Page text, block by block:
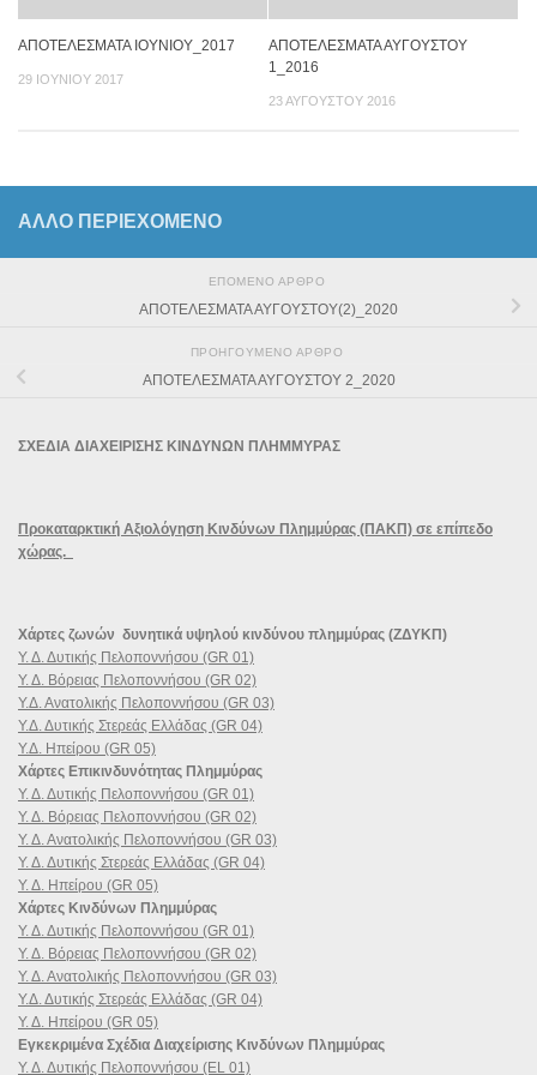
ΑΠΟΤΕΛΕΣΜΑΤΑ ΙΟΥΝΙΟΥ_2017
29 ΙΟΥΝΊΟΥ 2017
ΑΠΟΤΕΛΕΣΜΑΤΑ ΑΥΓΟΥΣΤΟΥ
1_2016
23 ΑΥΓΟΎΣΤΟΥ 2016
ΆΛΛΟ ΠΕΡΙΕΧΟΜΕΝΟ
ΕΠΌΜΕΝΟ ΆΡΘΡΟ
ΑΠΟΤΕΛΕΣΜΑΤΑ ΑΥΓΟΥΣΤΟΥ(2)_2020
ΠΡΟΗΓΟΎΜΕΝΟ ΆΡΘΡΟ
ΑΠΟΤΕΛΕΣΜΑΤΑ ΑΥΓΟΥΣΤΟΥ 2_2020
ΣΧΕΔΙΑ ΔΙΑΧΕΙΡΙΣΗΣ ΚΙΝΔΥΝΩΝ ΠΛΗΜΜΥΡΑΣ
Προκαταρκτική Αξιολόγηση Κινδύνων Πλημμύρας (ΠΑΚΠ) σε επίπεδο
χώρας.
Χάρτες ζωνών δυνητικά υψηλού κινδύνου πλημμύρας (ΖΔΥΚΠ)
Υ. Δ. Δυτικής Πελοποννήσου (GR 01)
Υ. Δ. Βόρειας Πελοποννήσου (GR 02)
Υ.Δ. Ανατολικής Πελοποννήσου (GR 03)
Υ.Δ. Δυτικής Στερεάς Ελλάδας (GR 04)
Υ.Δ. Ηπείρου (GR 05)
Χάρτες Επικινδυνότητας Πλημμύρας
Υ. Δ. Δυτικής Πελοποννήσου (GR 01)
Υ. Δ. Βόρειας Πελοποννήσου (GR 02)
Υ. Δ. Ανατολικής Πελοποννήσου (GR 03)
Υ. Δ. Δυτικής Στερεάς Ελλάδας (GR 04)
Υ. Δ. Ηπείρου (GR 05)
Χάρτες Κινδύνων Πλημμύρας
Υ. Δ. Δυτικής Πελοποννήσου (GR 01)
Υ. Δ. Βόρειας Πελοποννήσου (GR 02)
Υ. Δ. Ανατολικής Πελοποννήσου (GR 03)
Υ.Δ. Δυτικής Στερεάς Ελλάδας (GR 04)
Υ. Δ. Ηπείρου (GR 05)
Εγκεκριμένα Σχέδια Διαχείρισης Κινδύνων Πλημμύρας
Υ. Δ. Δυτικής Πελοποννήσου (EL 01)